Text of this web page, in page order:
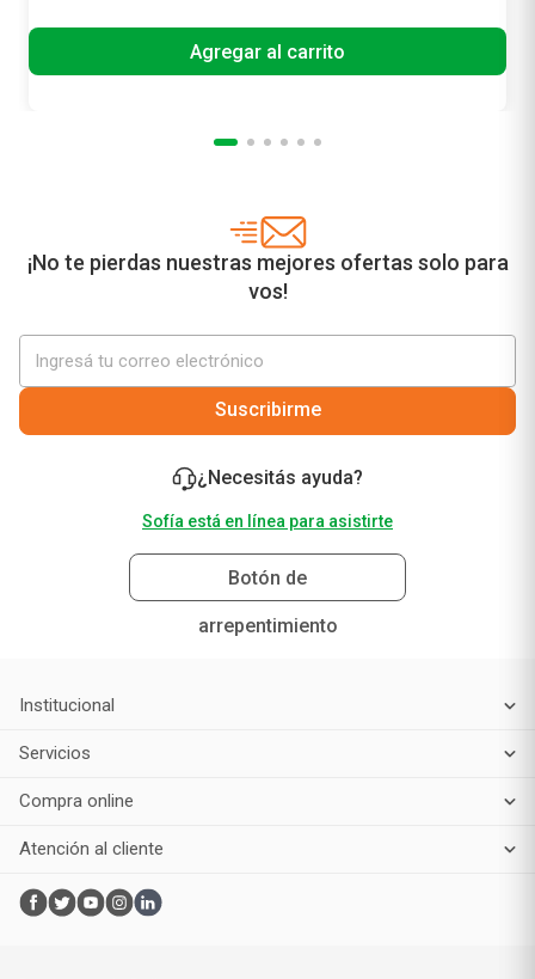
Agregar al carrito
¡No te pierdas nuestras mejores ofertas solo para
vos!
Suscribirme
¿Necesitás ayuda?
Sofía está en línea para asistirte
Botón de
arrepentimiento
Institucional
Servicios
Compra online
Atención al cliente